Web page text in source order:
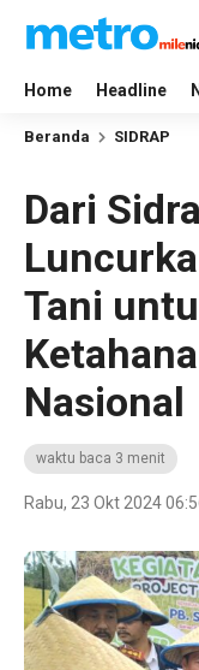
Home Headline
Beranda SIDRAP
Dari
Tani
Nasional
waktu baca 3 menit
Rabu, 23 Okt 2024